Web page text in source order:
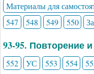
Материалы для
547
548 549 550
93-95. Повторение
552 УС 553 554